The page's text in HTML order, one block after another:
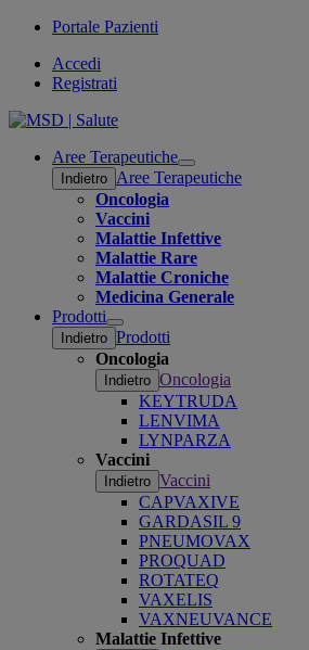
Portale Pazienti
Accedi
Registrati
Aree Terapeutiche
Open
submenu
Indietro Aree Terapeutiche
Oncologia
Vaccini
Malattie Infettive
Malattie Rare
Malattie Croniche
Medicina Generale
Prodotti
Open
submenu
Indietro Prodotti
Oncologia
Indietro Oncologia
KEYTRUDA
LENVIMA
LYNPARZA
Vaccini
Indietro Vaccini
CAPVAXIVE
GARDASIL 9
PNEUMOVAX
PROQUAD
ROTATEQ
VAXELIS
VAXNEUVANCE
Malattie Infettive